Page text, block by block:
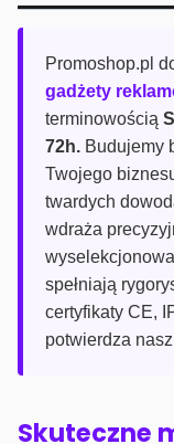
Promoshop.pl
gadżety
terminowością
72h. Budujemy
Twojego
twardych
wdraża
spełniają
certyfikaty CE,
potwierdza
Skuteczne